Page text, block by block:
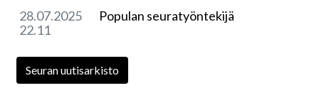
28.07.2025
22.11
Populan seuratyöntekijä
Seuran uutisarkisto